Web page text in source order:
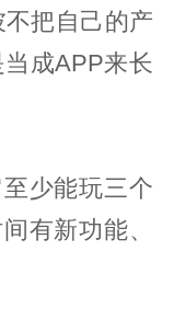
把自己的产
成APP来长
少能玩三个
有新功能、